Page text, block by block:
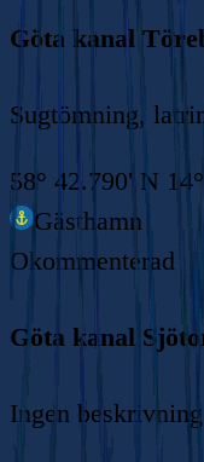
Göta kanal
Sugtömning,
58° 42.790' N
Gästhamn
Okommenterad
Göta kanal
Ingen beskrivning